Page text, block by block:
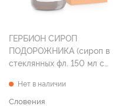
ГЕРБИОН СИРОП
ПОДОРОЖНИКА (сироп в
стеклянных фл. 150 мл с
Нет в наличии
Словения